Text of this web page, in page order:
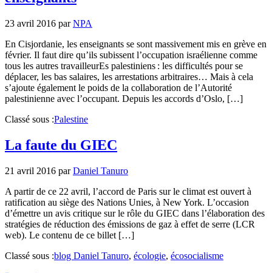
23 avril 2016 parNPA
En Cisjordanie, les enseignants se sont massivement mis en grève en
février. Il faut dire qu’ils subissent l’occupation israélienne comme
tous les autres travailleurEs palestiniens : les difficultés pour se
déplacer, les bas salaires, les arrestations arbitraires… Mais à cela
s’ajoute également le poids de la collaboration de l’Autorité
palestinienne avec l’occupant. Depuis les accords d’Oslo, […]
Classé sous :Palestine
La faute du GIEC
21 avril 2016 parDaniel Tanuro
A partir de ce 22 avril, l’accord de Paris sur le climat est ouvert à
ratification au siège des Nations Unies, à New York. L’occasion
d’émettre un avis critique sur le rôle du GIEC dans l’élaboration des
stratégies de réduction des émissions de gaz à effet de serre (LCR
web). Le contenu de ce billet […]
Classé sous :blog Daniel Tanuro, écologie, écosocialisme